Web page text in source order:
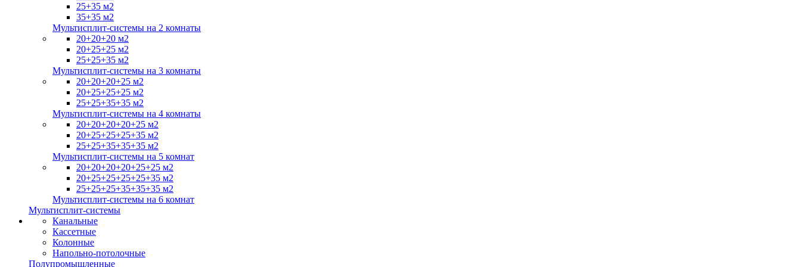
25+35 м2
35+35 м2
Мультисплит-системы на 2 комнаты
20+20+20 м2
20+25+25 м2
25+25+35 м2
Мультисплит-системы на 3 комнаты
20+20+20+25 м2
20+25+25+25 м2
25+25+35+35 м2
Мультисплит-системы на 4 комнаты
20+20+20+20+25 м2
20+25+25+25+35 м2
25+25+35+35+35 м2
Мультисплит-системы на 5 комнат
20+20+20+20+25+25 м2
20+25+25+25+25+35 м2
25+25+25+35+35+35 м2
Мультисплит-системы на 6 комнат
Мультисплит-системы
Канальные
Кассетные
Колонные
Напольно-потолочные
Полупромышленные